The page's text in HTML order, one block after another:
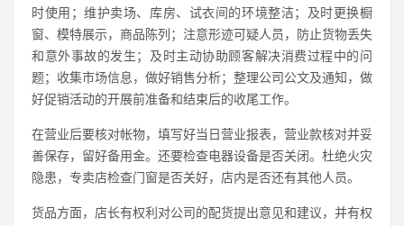
时使用；维护卖场、库房、试衣间的环境整洁；及时更换橱
窗、模特展示，商品陈列；注意形迹可疑人员，防止货物丢失
和意外事故的发生；及时主动协助顾客解决消费过程中的问
题；收集市场信息，做好销售分析；整理公司公文及通知，做
好促销活动的开展前准备和结束后的收尾工作。
在营业后要核对帐物，填写好当日营业报表，营业款核对并妥
善保存，留好备用金。还要检查电器设备是否关闭。杜绝火灾
隐患，专卖店检查门窗是否关好，店内是否还有其他人员。
货品方面，店长有权利对公司的配货提出意见和建议，并有权